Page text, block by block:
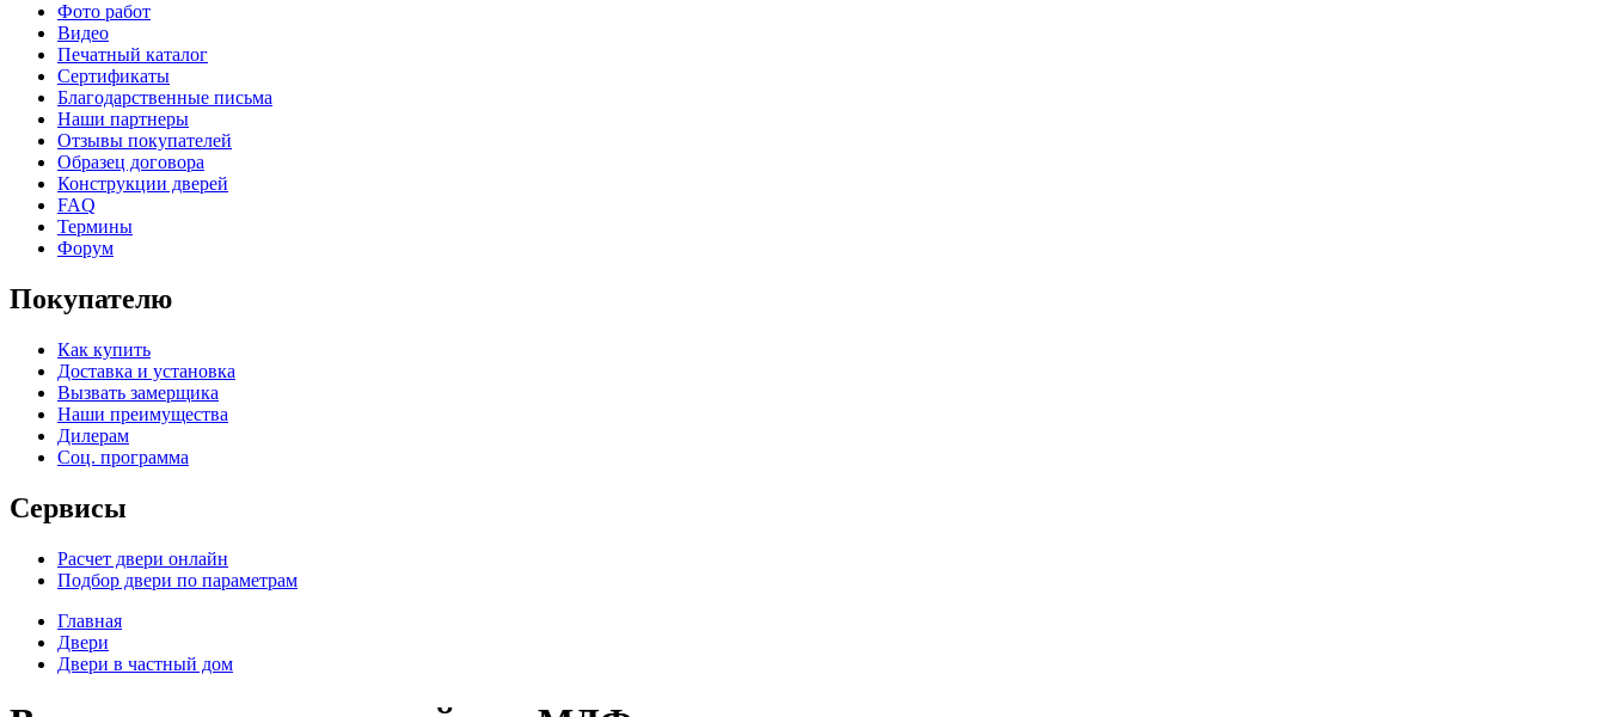
Фото работ
Видео
Печатный каталог
Сертификаты
Благодарственные письма
Наши партнеры
Отзывы покупателей
Образец договора
Конструкции дверей
FAQ
Термины
Форум
Покупателю
Как купить
Доставка и установка
Вызвать замерщика
Наши преимущества
Дилерам
Соц. программа
Сервисы
Расчет двери онлайн
Подбор двери по параметрам
Главная
Двери
Двери в частный дом